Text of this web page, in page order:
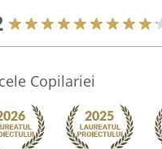
Copilariei